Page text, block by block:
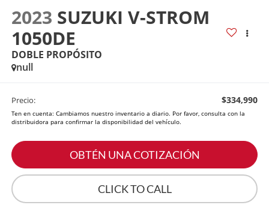
2023 SUZUKI V-STROM
1050DE
DOBLE PROPÓSITO
null
Precio: $334,990
Ten en cuenta: Cambiamos nuestro inventario a diario. Por favor, consulta con la
distribuidora para confirmar la disponibilidad del vehículo.
OBTÉN UNA COTIZACIÓN
CLICK TO CALL